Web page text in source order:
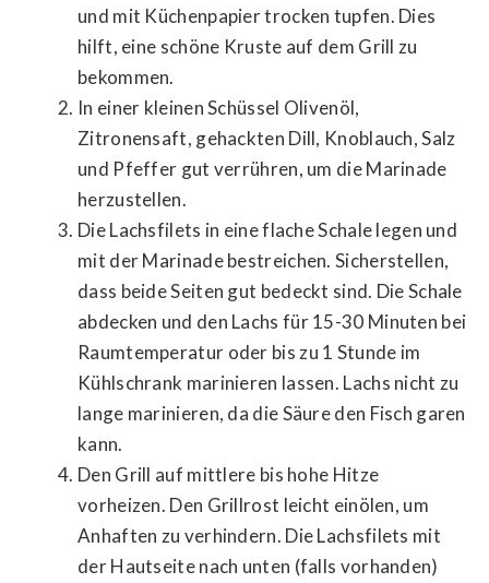
und mit Küchenpapier trocken tupfen. Dies
hilft, eine schöne Kruste auf dem Grill zu
bekommen.
In einer kleinen Schüssel Olivenöl,
Zitronensaft, gehackten Dill, Knoblauch, Salz
und Pfeffer gut verrühren, um die Marinade
herzustellen.
Die Lachsfilets in eine flache Schale legen und
mit der Marinade bestreichen. Sicherstellen,
dass beide Seiten gut bedeckt sind. Die Schale
abdecken und den Lachs für 15-30 Minuten bei
Raumtemperatur oder bis zu 1 Stunde im
Kühlschrank marinieren lassen. Lachs nicht zu
lange marinieren, da die Säure den Fisch garen
kann.
Den Grill auf mittlere bis hohe Hitze
vorheizen. Den Grillrost leicht einölen, um
Anhaften zu verhindern. Die Lachsfilets mit
der Hautseite nach unten (falls vorhanden)